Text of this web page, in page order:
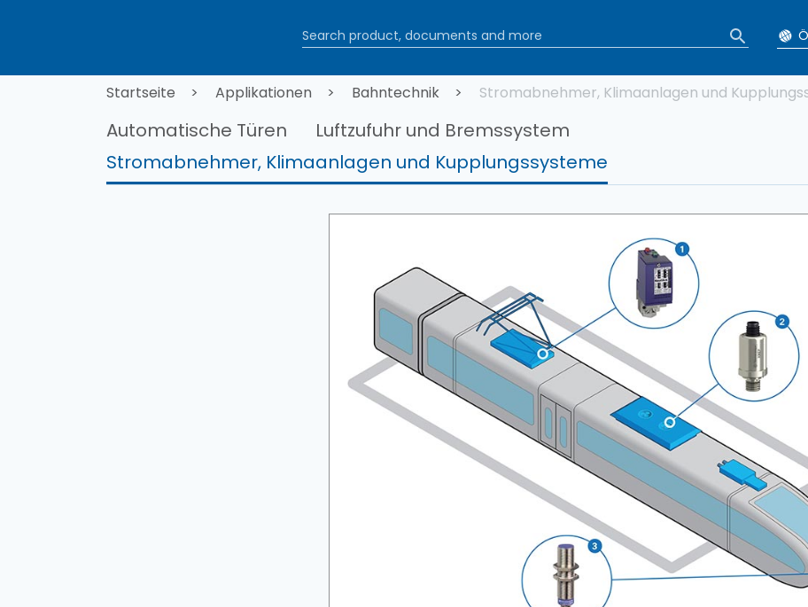
Pfadnavigation
Startseite Applikationen Bahntechnik Stromabnehmer, Klimaanlagen und
Automatische Türen
Luftzufuhr und Bremssystem
Stromabnehmer, Klimaanlagen und Kupplungssysteme